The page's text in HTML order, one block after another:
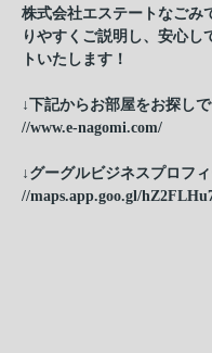
株式会社エステートなごみ
りやすくご説明し、安心し
トいたします！
↓下記からお部屋をお探し
//www.e-nagomi.com/
↓グーグルビジネスプロフ
//maps.app.goo.gl/